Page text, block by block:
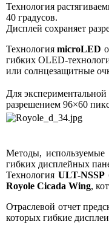
Технология
40 градусов.
Дисплей сохраняет
ТехнологияmicroLED
гибких OLED-
или солнцезащитные
Для экспериментальной
разрешением 96×60
Методы, используемые
гибких дисплейных
ТехнологияULT-NSSP
Royole Cicada Wing,
Отраслевой отчет
которых гибкие